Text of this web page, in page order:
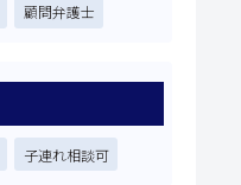
顧問弁護士
子連れ相談可